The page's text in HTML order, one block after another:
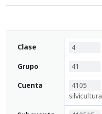
Clase 4
Grupo 41
Cuenta 4105
silvicultura